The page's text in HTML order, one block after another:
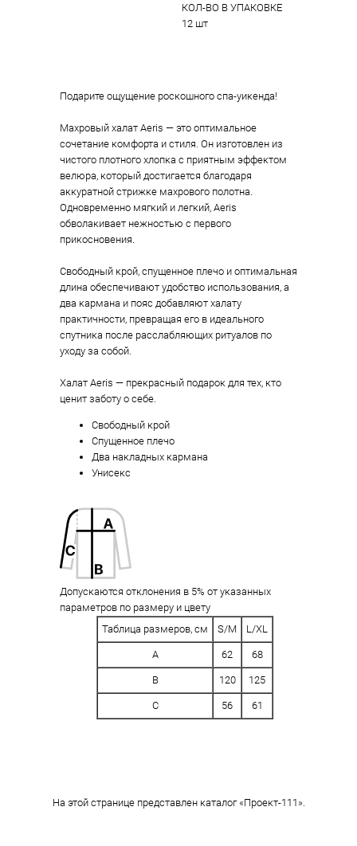
КОЛ-ВО В УПАКОВКЕ
12 шт
Подарите ощущение роскошного спа-уикенда!
Махровый халат Aeris — это оптимальное
сочетание комфорта и стиля. Он изготовлен из
чистого плотного хлопка с приятным эффектом
велюра, который достигается благодаря
аккуратной стрижке махрового полотна.
Одновременно мягкий и легкий, Aeris
обволакивает нежностью с первого
прикосновения.
Свободный крой, спущенное плечо и оптимальная
длина обеспечивают удобство использования, а
два кармана и пояс добавляют халату
практичности, превращая его в идеального
спутника после расслабляющих ритуалов по
уходу за собой.
Халат Aeris — прекрасный подарок для тех, кто
ценит заботу о себе.
Свободный крой
Спущенное плечо
Два накладных кармана
Унисекс
Допускаются отклонения в 5% от указанных
параметров по размеру и цвету
Таблица размеров, см
S/M L/XL
A 62 68
B 120 125
C 56 61
На этой странице представлен каталог «Проект-111».